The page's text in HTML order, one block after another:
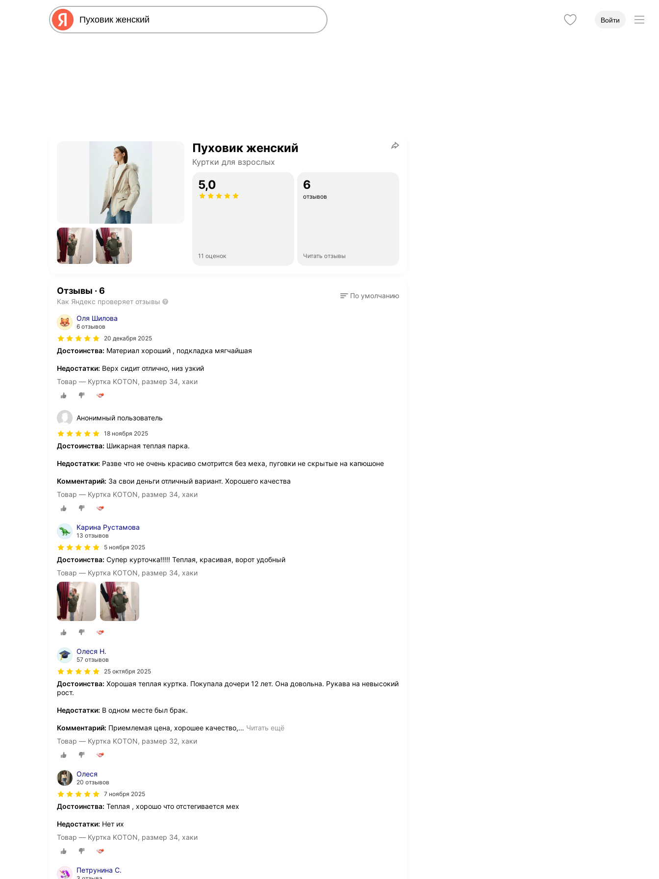
Войти
Пуховик женский
Куртки для взрослых
5,0
11 оценок
6
отзывов
Читать отзывы
Отзывы · 6
Как Яндекс проверяет отзывы
По умолчанию
Оля Шилова
6 отзывов
20 декабря 2025
Достоинства: Материал хороший , подкладка мягчайшая
Недостатки: Верх сидит отлично, низ узкий
Товар — Куртка KOTON, размер 34, хаки
Анонимный пользователь
18 ноября 2025
Достоинства: Шикарная теплая парка.
Недостатки: Разве что не очень красиво смотрится без меха, пуговки не скрытые на капюшоне
Комментарий: За свои деньги отличный вариант. Хорошего качества
Товар — Куртка KOTON, размер 34, хаки
Карина Рустамова
13 отзывов
5 ноября 2025
Достоинства: Супер курточка!!!!! Теплая, красивая, ворот удобный
Товар — Куртка KOTON, размер 34, хаки
Олеся Н.
57 отзывов
25 октября 2025
Достоинства: Хорошая теплая куртка. Покупала дочери 12 лет. Она довольна. Рукава на невысокий
рост.
Недостатки: В одном месте был брак.
Комментарий: Приемлемая цена, хорошее качество,… Читать ещё
Товар — Куртка KOTON, размер 32, хаки
Олеся
20 отзывов
7 ноября 2025
Достоинства: Теплая , хорошо что отстегивается мех
Недостатки: Нет их
Товар — Куртка KOTON, размер 34, хаки
Петрунина С.